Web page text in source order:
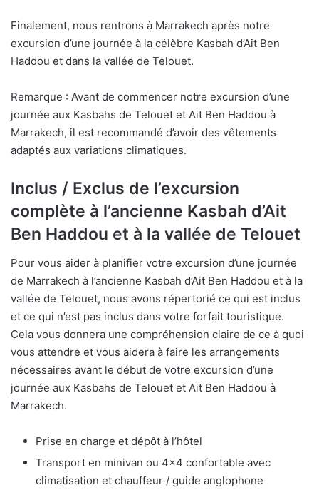
Finalement, nous rentrons à Marrakech après notre
excursion d’une journée à la célèbre Kasbah d’Ait Ben
Haddou et dans la vallée de Telouet.
Remarque : Avant de commencer notre excursion d’une
journée aux Kasbahs de Telouet et Ait Ben Haddou à
Marrakech, il est recommandé d’avoir des vêtements
adaptés aux variations climatiques.
Inclus / Exclus de l’excursion
complète à l’ancienne Kasbah d’Ait
Ben Haddou et à la vallée de Telouet
Pour vous aider à planifier votre excursion d’une journée
de Marrakech à l’ancienne Kasbah d’Ait Ben Haddou et à la
vallée de Telouet, nous avons répertorié ce qui est inclus
et ce qui n’est pas inclus dans votre forfait touristique.
Cela vous donnera une compréhension claire de ce à quoi
vous attendre et vous aidera à faire les arrangements
nécessaires avant le début de votre excursion d’une
journée aux Kasbahs de Telouet et Ait Ben Haddou à
Marrakech.
Prise en charge et dépôt à l’hôtel
Transport en minivan ou 4×4 confortable avec
climatisation et chauffeur / guide anglophone